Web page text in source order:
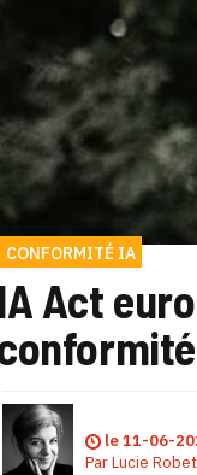
CONFORMITÉ IA
IA Act
le11-06-
ParLucie Robet